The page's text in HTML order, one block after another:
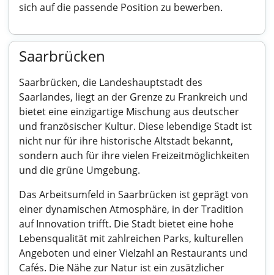
sich auf die passende Position zu bewerben.
Saarbrücken
Saarbrücken, die Landeshauptstadt des
Saarlandes, liegt an der Grenze zu Frankreich und
bietet eine einzigartige Mischung aus deutscher
und französischer Kultur. Diese lebendige Stadt ist
nicht nur für ihre historische Altstadt bekannt,
sondern auch für ihre vielen Freizeitmöglichkeiten
und die grüne Umgebung.
Das Arbeitsumfeld in Saarbrücken ist geprägt von
einer dynamischen Atmosphäre, in der Tradition
auf Innovation trifft. Die Stadt bietet eine hohe
Lebensqualität mit zahlreichen Parks, kulturellen
Angeboten und einer Vielzahl an Restaurants und
Cafés. Die Nähe zur Natur ist ein zusätzlicher